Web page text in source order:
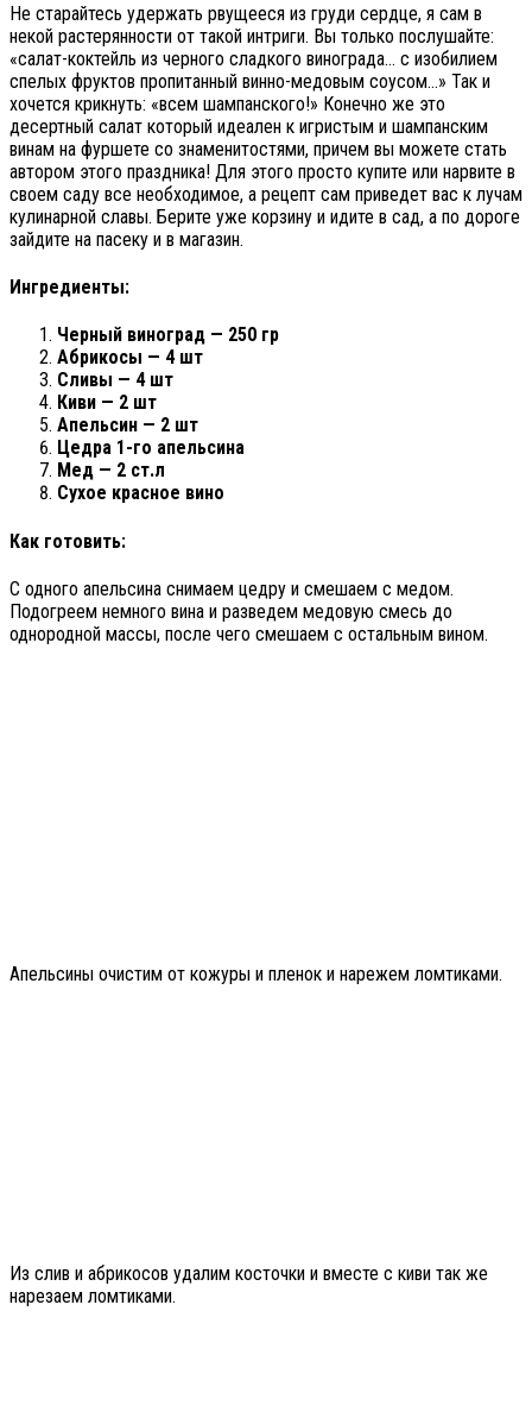
Не старайтесь удержать рвущееся из груди сердце, я сам в
некой растерянности от такой интриги. Вы только послушайте:
«салат-коктейль из черного сладкого винограда… с изобилием
спелых фруктов пропитанный винно-медовым соусом…» Так и
хочется крикнуть: «всем шампанского!» Конечно же это
десертный салат который идеален к игристым и шампанским
винам на фуршете со знаменитостями, причем вы можете стать
автором этого праздника! Для этого просто купите или нарвите в
своем саду все необходимое, а рецепт сам приведет вас к лучам
кулинарной славы. Берите уже корзину и идите в сад, а по дороге
зайдите на пасеку и в магазин.
Ингредиенты:
Черный виноград — 250 гр
Абрикосы — 4 шт
Сливы — 4 шт
Киви — 2 шт
Апельсин — 2 шт
Цедра 1-го апельсина
Мед — 2 ст.л
Сухое красное вино
Как готовить:
С одного апельсина снимаем цедру и смешаем с медом.
Подогреем немного вина и разведем медовую смесь до
однородной массы, после чего смешаем с остальным вином.
Апельсины очистим от кожуры и пленок и нарежем ломтиками.
Из слив и абрикосов удалим косточки и вместе с киви так же
нарезаем ломтиками.